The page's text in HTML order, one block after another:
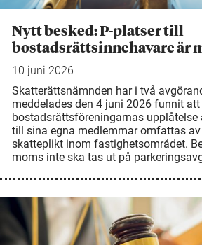
Nytt besked: P-platser till
bostadsrättsinnehavare är
10 juni 2026
Skatterättsnämnden har i två
meddelades den 4 juni 2026 funnit att
bostadsrättsföreningarnas upplåtelse
till sina egna medlemmar omfattas
skatteplikt inom fastighetsområdet.
moms inte ska tas ut på